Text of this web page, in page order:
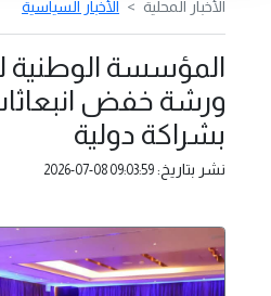
الأخبار المحلية الأخبار السياسية
المؤسسة الوطنية
ورشة خفض
بشراكة دولية
نشر بتاريخ: 2026-07-08 09:03:59